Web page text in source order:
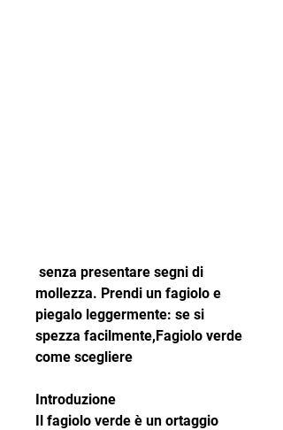
mollezza. Prendi un fagiolo e
piegalo leggermente: se si
spezza facilmente,Fagiolo verde
come scegliere
Introduzione
Il fagiolo verde è un ortaggio